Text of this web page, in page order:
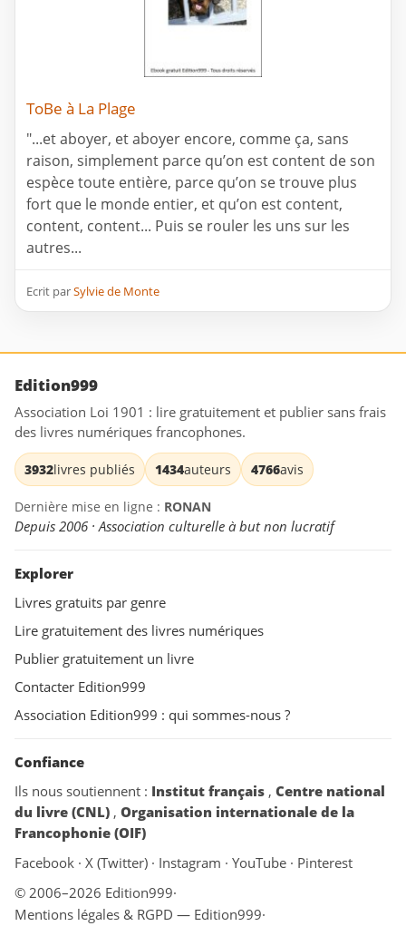
ToBe à La Plage
"...et aboyer, et aboyer encore, comme ça, sans
raison, simplement parce qu’on est content de son
espèce toute entière, parce qu’on se trouve plus
fort que le monde entier, et qu’on est content,
content, content... Puis se rouler les uns sur les
autres...
Ecrit parSylvie de Monte
Edition999
Association Loi 1901 : lire gratuitement et publier sans frais
des livres numériques francophones.
3932livres publiés 1434auteurs 4766avis
Dernière mise en ligne : RONAN
Depuis 2006 · Association culturelle à but non lucratif
Explorer
Livres gratuits par genre
Lire gratuitement des livres numériques
Publier gratuitement un livre
Contacter Edition999
Association Edition999 : qui sommes-nous ?
Confiance
Ils nous soutiennent : Institut français , Centre national
du livre (CNL) , Organisation internationale de la
Francophonie (OIF)
Facebook · X (Twitter) · Instagram · YouTube · Pinterest
© 2006–2026 Edition999·
Mentions légales & RGPD — Edition999·